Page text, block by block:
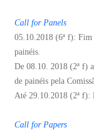
Call for Panels
05.10.2018 (6ª f): Fim
painéis.
De 08.10. 2018 (2ª f)
de painéis pela
Até 29.10.2018 (2ª f):
Call for Papers